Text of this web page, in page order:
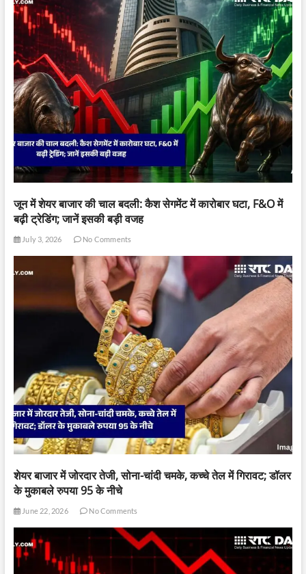
जून में शेयर बाजार की चाल बदली: कैश सेगमेंट में कारोबार घटा, F&O में
बढ़ी ट्रेडिंग; जानें इसकी बड़ी वजह
July 3, 2026 No Comments
शेयर बाजार में जोरदार तेजी, सोना-चांदी चमके, कच्चे तेल में गिरावट; डॉलर
के मुकाबले रुपया 95 के नीचे
June 22, 2026 No Comments